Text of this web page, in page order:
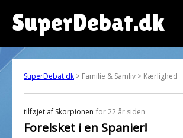
SuperDebat.dk
SuperDebat.dk > Familie & Samliv > Kærlighed
tilføjet af Skorpionen for 22 år siden
Forelsket i en Spanier!